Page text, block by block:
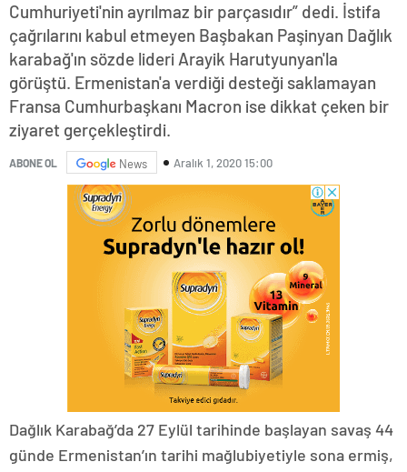
Cumhuriyeti'nin ayrılmaz bir parçasıdır” dedi. İstifa
çağrılarını kabul etmeyen Başbakan Paşinyan Dağlık
karabağ'ın sözde lideri Arayik Harutyunyan'la
görüştü. Ermenistan'a verdiği desteği saklamayan
Fransa Cumhurbaşkanı Macron ise dikkat çeken bir
ziyaret gerçekleştirdi.
ABONE OL News Aralık 1, 2020 15:00
Dağlık Karabağ’da 27 Eylül tarihinde başlayan savaş 44
günde Ermenistan’ın tarihi mağlubiyetiyle sona ermiş,